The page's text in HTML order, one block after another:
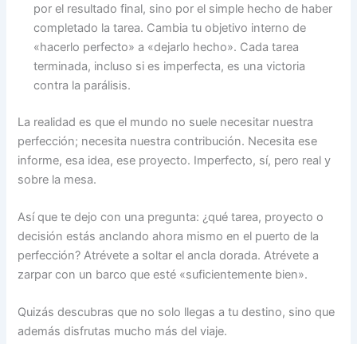
por el resultado final, sino por el simple hecho de haber
completado la tarea. Cambia tu objetivo interno de
«hacerlo perfecto» a «dejarlo hecho». Cada tarea
terminada, incluso si es imperfecta, es una victoria
contra la parálisis.
La realidad es que el mundo no suele necesitar nuestra
perfección; necesita nuestra contribución. Necesita ese
informe, esa idea, ese proyecto. Imperfecto, sí, pero real y
sobre la mesa.
Así que te dejo con una pregunta: ¿qué tarea, proyecto o
decisión estás anclando ahora mismo en el puerto de la
perfección? Atrévete a soltar el ancla dorada. Atrévete a
zarpar con un barco que esté «suficientemente bien».
Quizás descubras que no solo llegas a tu destino, sino que
además disfrutas mucho más del viaje.